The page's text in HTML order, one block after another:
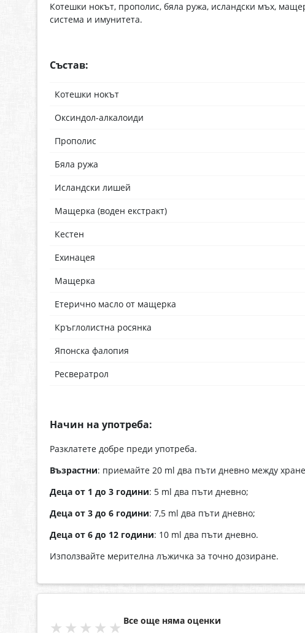
Котешки нокът, прополис, бяла ружа, исландски мъх,
система и имунитета.
Състав:
Котешки нокът
Оксиндол-алкалоиди
Прополис
Бяла ружа
Исландски лишей
Мащерка (воден екстракт)
Кестен
Ехинацея
Мащерка
Етерично масло от мащерка
Кръглолистна росянка
Японска фалопия
Ресвератрол
Начин на употреба:
Разклатете добре преди употреба.
Възрастни: приемайте 20 ml два пъти дневно между
Деца от 1 до 3 години: 5 ml два пъти дневно;
Деца от 3 до 6 години: 7,5 ml два пъти дневно;
Деца от 6 до 12 години: 10 ml два пъти дневно.
Използвайте мерителна лъжичка за точно дозиране.
★★★★★ Все още няма оценки